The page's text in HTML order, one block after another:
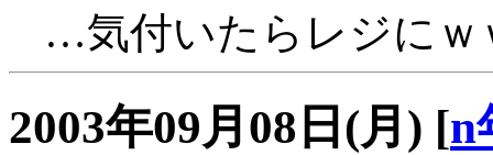
…気付いたらレジにｗ
2003年09月08日(月) [n